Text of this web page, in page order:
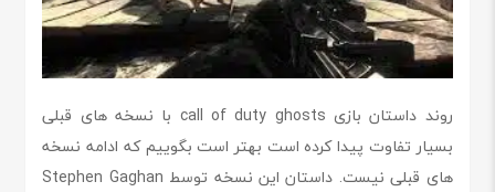
روند داستان بازی call of duty ghosts با نسخه های قبلی
بسیار تفاوت پیدا کرده است بهتر است بگوییم که ادامه نسخه
های قبلی نیست. داستان این نسخه توسط Stephen Gaghan